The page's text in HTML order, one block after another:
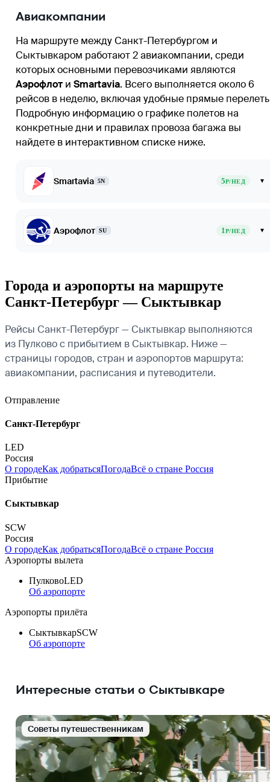
Авиакомпании
На маршруте междуСанкт-Петербургом и
Сыктывкаром работают 2 авиакомпании, среди
которых основными перевозчиками являются
Аэрофлот и Smartavia. Всего выполняется около 6
рейсов в неделю, включая удобные прямые
Подробную информацию о графике полетов на
конкретные дни и правилах провоза багажа вы
найдете в интерактивном списке ниже.
Smartavia 5N 5Р/НЕД ▾
Аэрофлот SU 1Р/НЕД ▾
Города и аэропорты на маршруте
Санкт-Петербург — Сыктывкар
Рейсы Санкт-Петербург — Сыктывкар выполняются
из Пулково с прибытием в Сыктывкар. Ниже —
страницы городов, стран и аэропортов маршрута:
авиакомпании, расписания и путеводители.
Отправление
Санкт-Петербург
LED
Россия
О городеКак добратьсяПогодаВсё о стране Россия
Прибытие
Сыктывкар
SCW
Россия
О городеКак добратьсяПогодаВсё о стране Россия
Аэропорты вылета
ПулковоLED
Об аэропорте
Аэропорты прилёта
СыктывкарSCW
Об аэропорте
Интересные статьи о Сыктывкаре
Cоветы путешественникам